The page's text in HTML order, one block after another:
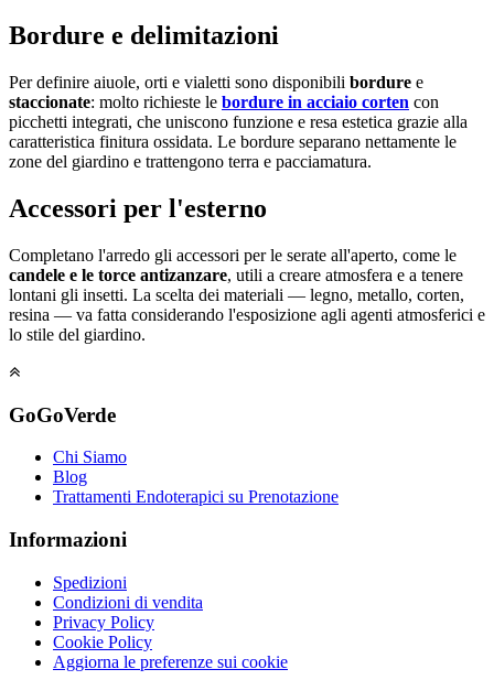
Bordure e delimitazioni
Per definire aiuole, orti e vialetti sono disponibili bordure e
staccionate: molto richieste le bordure in acciaio corten con
picchetti integrati, che uniscono funzione e resa estetica grazie alla
caratteristica finitura ossidata. Le bordure separano nettamente le
zone del giardino e trattengono terra e pacciamatura.
Accessori per l'esterno
Completano l'arredo gli accessori per le serate all'aperto, come le
candele e le torce antizanzare, utili a creare atmosfera e a tenere
lontani gli insetti. La scelta dei materiali — legno, metallo, corten,
resina — va fatta considerando l'esposizione agli agenti atmosferici e
lo stile del giardino.
GoGoVerde
Chi Siamo
Blog
Trattamenti Endoterapici su Prenotazione
Informazioni
Spedizioni
Condizioni di vendita
Privacy Policy
Cookie Policy
Aggiorna le preferenze sui cookie